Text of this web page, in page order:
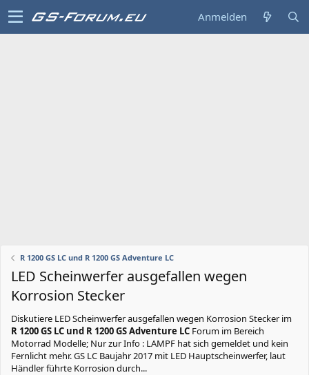
Anmelden
R 1200 GS LC und R 1200 GS Adventure LC
LED Scheinwerfer ausgefallen wegen
Korrosion Stecker
Diskutiere LED Scheinwerfer ausgefallen wegen Korrosion Stecker im
R 1200 GS LC und R 1200 GS Adventure LC Forum im Bereich
Motorrad Modelle; Nur zur Info : LAMPF hat sich gemeldet und kein
Fernlicht mehr. GS LC Baujahr 2017 mit LED Hauptscheinwerfer, laut
Händler führte Korrosion durch...